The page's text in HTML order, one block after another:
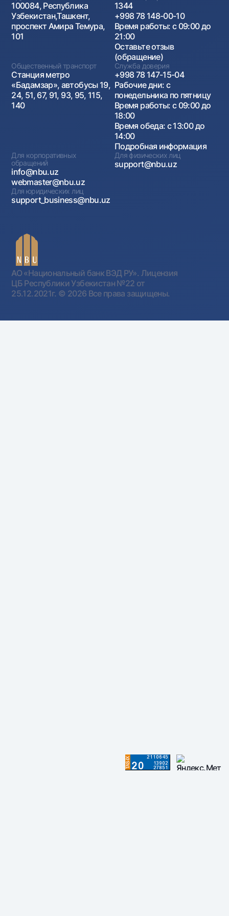
100084, Республика
Узбекистан,Ташкент,
проспект Амира Темура,
101
1344
+998 78 148-00-10
Время работы: с 09:00 до
21:00
Оставьте отзыв
(обращение)
Общественный транспорт
Станция метро
«Бадамзар», автобусы 19,
24, 51, 67, 91, 93, 95, 115,
140
Служба доверия
+998 78 147-15-04
Рабочие дни: с
понедельника по пятницу
Время работы: с 09:00 до
18:00
Время обеда: с 13:00 до
14:00
Подробная информация
Для корпоративных
обращений
info@nbu.uz
webmaster@nbu.uz
Для физических лиц
support@nbu.uz
Для юридических лиц
support_business@nbu.uz
АО «Национальный банк ВЭД РУ». Лицензия
ЦБ Республики Узбекистан №22 от
25.12.2021г. © 2026 Все права защищены.